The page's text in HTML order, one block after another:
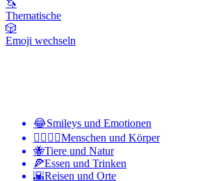
🦄
Thematische
🎲
Emoji wechseln
😂Smileys und Emotionen
👩‍❤️‍💋‍👨Menschen und Körper
🐝Tiere und Natur
🍕Essen und Trinken
🌇Reisen und Orte